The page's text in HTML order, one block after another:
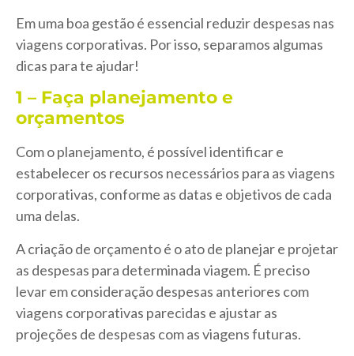
Em uma boa gestão é essencial reduzir despesas nas
viagens corporativas. Por isso, separamos algumas
dicas para te ajudar!
1 – Faça planejamento e
orçamentos
Com o planejamento, é possível identificar e
estabelecer os recursos necessários para as viagens
corporativas, conforme as datas e objetivos de cada
uma delas.
A criação de orçamento é o ato de planejar e projetar
as despesas para determinada viagem. É preciso
levar em consideração despesas anteriores com
viagens corporativas parecidas e ajustar as
projeções de despesas com as viagens futuras.